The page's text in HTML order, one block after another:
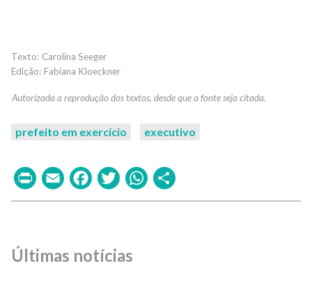
Carolina Seeger
Fabiana Kloeckner
prefeito em exercício executivo
PrintEmailFacebook
TwitterWhatsApp
Últimas notícias